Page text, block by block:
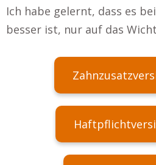
Ich habe gelernt, dass es
besser ist, nur auf das